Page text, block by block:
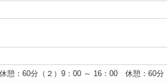
憩：60分（２）9：00 ～ 16：00 休憩：60分